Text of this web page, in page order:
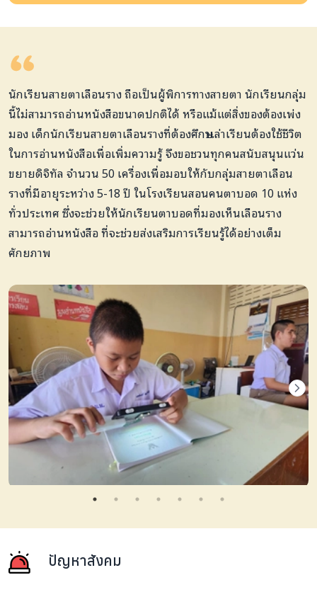
นักเรียนสายตาเลือนราง ถือเป็นผู้พิการทางสายตา นักเรียนกลุ่ม
นี้ไม่สามารถอ่านหนังสือขนาดปกติได้ หรือแม้แต่สิ่งของต้องเพ่ง
มอง เด็กนักเรียนสายตาเลือนรางที่ต้องศึกษาเล่าเรียนต้องใช้ชีวิต
ในการอ่านหนังสือเพื่อเพิ่มความรู้ จึงขอชวนทุกคนสนับสนุนแว่น
ขยายดิจิทัล จำนวน 50 เครื่องเพื่อมอบให้กับกลุ่มสายตาเลือน
รางที่มีอายุระหว่าง 5-18 ปี ในโรงเรียนสอนคนตาบอด 10 แห่ง
ทั่วประเทศ ซึ่งจะช่วยให้นักเรียนตาบอดที่มองเห็นเลือนราง
สามารถอ่านหนังสือ ที่จะช่วยส่งเสริมการเรียนรู้ได้อย่างเต็ม
ศักยภาพ
ปัญหาสังคม